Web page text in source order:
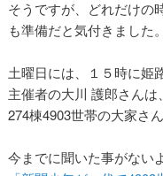
そうですが、どれだけの
も準備だと気付きました。
土曜日には、１５時に姫
主催者の大川 護郎さんは
274棟4903世帯の大家さん
今までに聞いた事がない